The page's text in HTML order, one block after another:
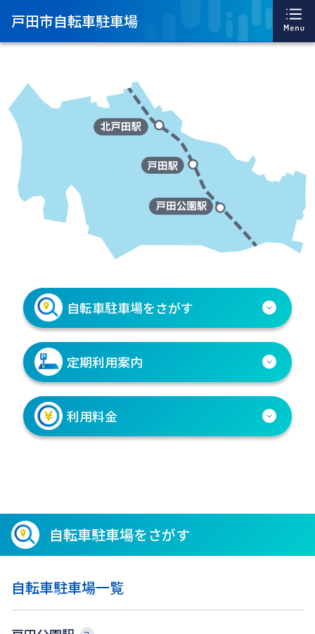
戸田市自転車駐車場
自転車駐車場をさがす
定期利用案内
利用料金
自転車駐車場をさがす
自転車駐車場一覧